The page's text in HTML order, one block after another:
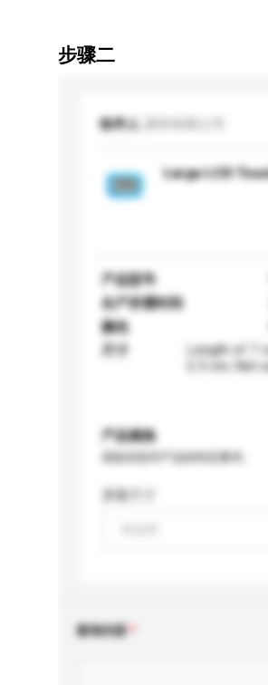
步骤二
收件人
Large LCD
产品型号
生产所需时间
颜色
Length of 7
2.3 cm; Net
产品规格
查询内容